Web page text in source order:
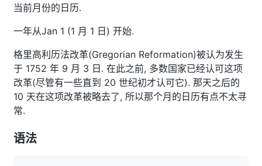
当前月份的日历.
一年从Jan 1 (1 月 1 日) 开始.
格里高利历法改革(Gregorian Reformation)被认为发生
于 1752 年 9 月 3 日. 在此之前, 多数国家已经认可这项
改革(尽管有一些直到 20 世纪初才认可它). 那天之后的
10 天在这项改革被略去了, 所以那个月的日历有点不太寻
常.
语法